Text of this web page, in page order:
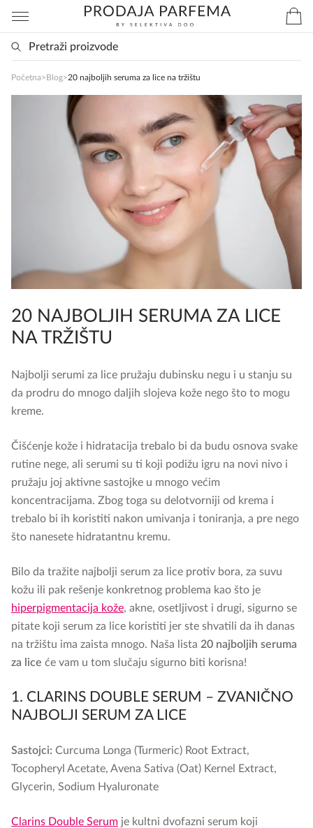
Početna> Blog>20 najboljih seruma za lice na tržištu
20 NAJBOLJIH SERUMA ZA LICE
NA TRŽIŠTU
Najbolji serumi za lice pružaju dubinsku negu i u stanju su
da prodru do mnogo daljih slojeva kože nego što to mogu
kreme.
Čišćenje kože i hidratacija trebalo bi da budu osnova svake
rutine nege, ali serumi su ti koji podižu igru na novi nivo i
pružaju joj aktivne sastojke u mnogo većim
koncentracijama. Zbog toga su delotvorniji od krema i
trebalo bi ih koristiti nakon umivanja i toniranja, a pre nego
što nanesete hidratantnu kremu.
Bilo da tražite najbolji serum za lice protiv bora, za suvu
kožu ili pak rešenje konkretnog problema kao što je
hiperpigmentacija kože, akne, osetljivost i drugi, sigurno se
pitate koji serum za lice koristiti jer ste shvatili da ih danas
na tržištu ima zaista mnogo. Naša lista 20 najboljih seruma
za lice će vam u tom slučaju sigurno biti korisna!
1. CLARINS DOUBLE SERUM – ZVANIČNO
NAJBOLJI SERUM ZA LICE
Sastojci: Curcuma Longa (Turmeric) Root Extract,
Tocopheryl Acetate, Avena Sativa (Oat) Kernel Extract,
Glycerin, Sodium Hyaluronate
Clarins Double Serum je kultni dvofazni serum koji
SlađanAi Asistent
Zdravo, tu sam da Vam pomognem da
poručite svoj omiljeni parfem danas ali i za